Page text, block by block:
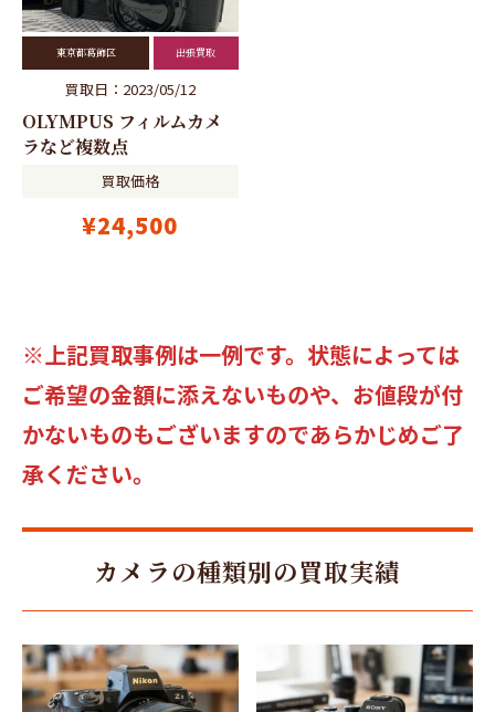
東京都葛飾区 出張買取
買取日：2023/05/12
OLYMPUS フィルムカメ
ラなど複数点
買取価格
¥24,500
※上記買取事例は一例です。状態によっては
ご希望の金額に添えないものや、お値段が付
かないものもございますのであらかじめご了
承ください。
カメラの種類別の買取実績